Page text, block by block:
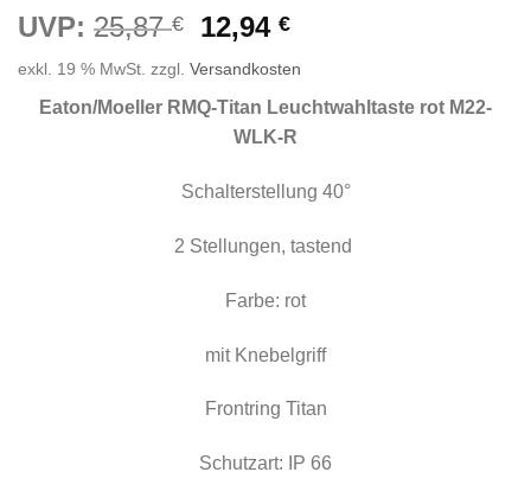
UVP: 25,87€
Ursprünglicher
war:
25,87 €
12,94€Aktueller
ist:
12,94 €.
exkl. 19 % MwSt. zzgl. Versandkosten
Eaton/Moeller RMQ-Titan Leuchtwahltaste rot M22-
WLK-R
Schalterstellung 40°
2 Stellungen, tastend
Farbe: rot
mit Knebelgriff
Frontring Titan
Schutzart: IP 66